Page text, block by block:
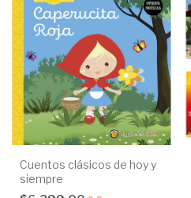
Cuentos clásicos de hoy y
siempre